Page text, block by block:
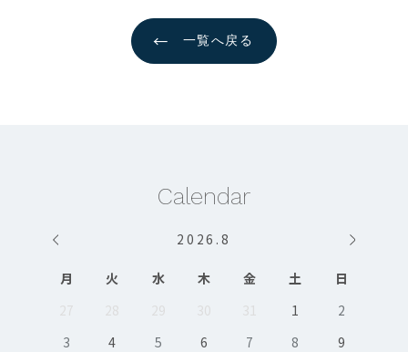
← 一覧へ戻る
Calendar
2026 .8
月 火 水 木 金 土
日
27
28 29 30 31 1
2
3
4 5 6 7 8
9